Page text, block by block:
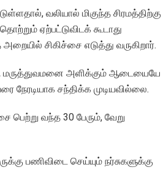
வலியால் மிகுந்த சிரமத்திற்கு
ஏற்பட்டுவிடக் கூடாது
சிகிச்சை எடுத்து வருகிறார்.
மருத்துவமனை அளிக்கும் ஆடையையே
சந்திக்க முடியவில்லை.
பெற்று வந்த 30 பேரும், வேறு
பணிவிடை செய்யும் நர்சுகளுக்கு